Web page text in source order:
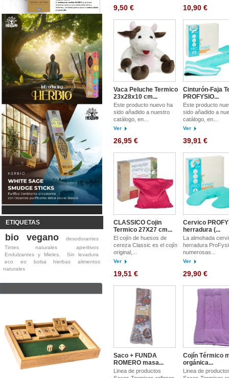
ETIQUETAS
bio vegano
desodorantes
Tintes naturales
aperitivos
Endulzantes y Mieles.
Sin levadura
eco
eo bolsa hierbas
alimentos
naturales
9,50 € 10,90 €
Vaca Peluche Termico
23x28x10 cm...
Este producto nuevo ha
sido añadido a nuestro
catálogo, en...
Ver
26,95 €
Cinturón-Faja
PROFYSIO...
Este producto
sido añadido a
catálogo, en...
Ver
39,91 €
CLASSICO Cojin
Termico 27X27 cm...
El cojín de huesos de
cereza Classic es el cojín
original,...
Ver
19,51 €
Cervico
herradura (...
La almohada
herradura
numerosas...
Ver
29,90 €
Saco + FUNDA
ROMERO masa...
Linea de productos
Cojín Térmico
orgánica...
Linea de